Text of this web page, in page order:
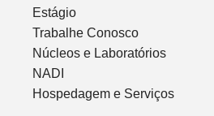
Estágio
Trabalhe Conosco
Núcleos e Laboratórios
NADI
Hospedagem e Serviços